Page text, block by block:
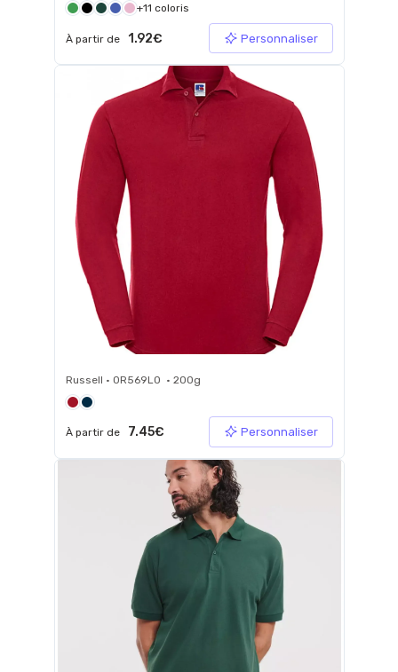
+11 coloris
À partir de 1.92€ Personnaliser
Russell • 0R569L0 • 200g
À partir de 7.45€ Personnaliser